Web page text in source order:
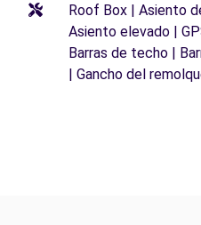
Roof Box | Asiento
Asiento elevado |
Barras de techo |
| Gancho del